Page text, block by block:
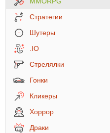
Стратегии
Шутеры
.IO
Стрелялки
Гонки
Кликеры
Хоррор
Драки